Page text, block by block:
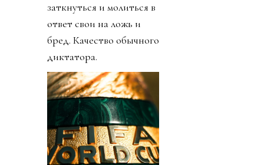
заткнуться и молиться в
ответ свои на ложь и
бред. Качество обычного
диктатора.